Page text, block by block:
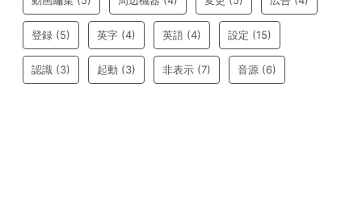
登録 (5) 英字 (4) 英語 (4) 設定 (15)
認識 (3) 起動 (3) 非表示 (7) 音源 (6)